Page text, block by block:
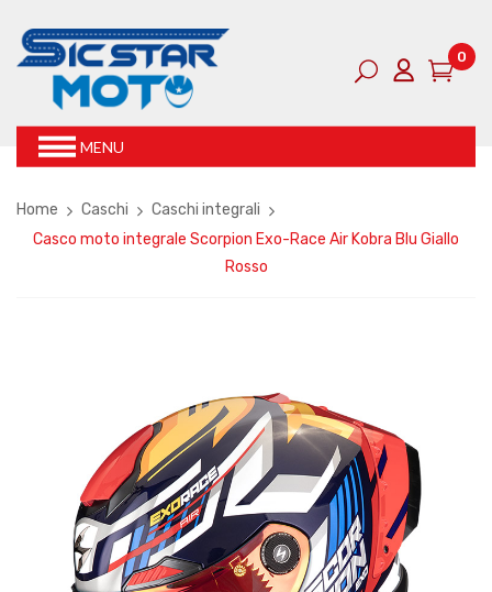
0
MENU
Home Caschi
Caschi integrali
Casco moto integrale Scorpion Exo-Race Air Kobra Blu Giallo
Rosso